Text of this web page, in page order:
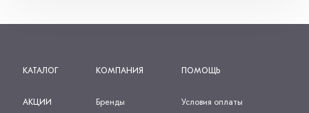
КАТАЛОГ
АКЦИИ
КОМПАНИЯ
Бренды
ПОМОЩЬ
Условия оплаты